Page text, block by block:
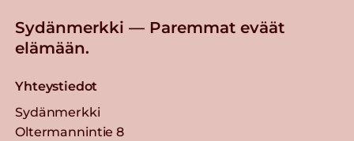
Sydänmerkki — Paremmat eväät
elämään.
Yhteystiedot
Sydänmerkki
Oltermannintie 8